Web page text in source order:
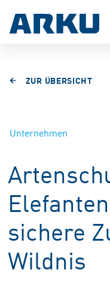
ZUR ÜBERSICHT
Unternehmen
sichere
Wildnis